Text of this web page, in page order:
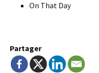
On That Day
Partager